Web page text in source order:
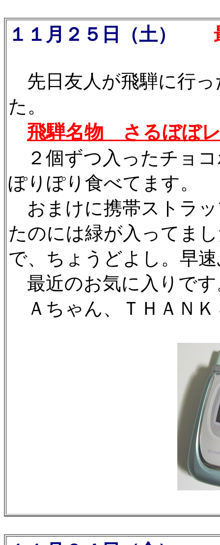
１１月２５日（土） 最
先日友人が飛騨に行
た。
飛騨名物 さるぼぼ
２個ずつ入ったチョコ
ぽりぽり食べてます。
おまけに携帯ストラ
たのには緑が入ってま
で、ちょうどよし。早
最近のお気に入りです
Ａちゃん、ＴＨＡＮＫ